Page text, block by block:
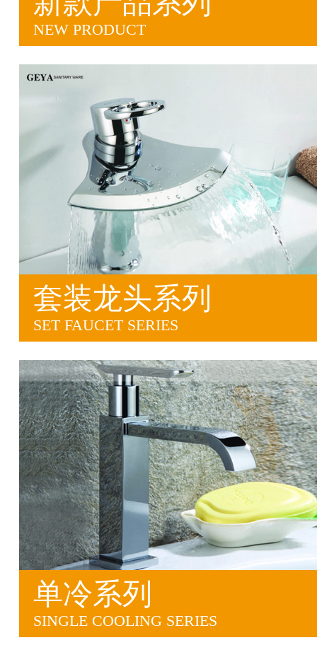
NEW PRODUCT
套装龙头系列
SET FAUCET SERIES
单冷系列
SINGLE COOLING SERIES